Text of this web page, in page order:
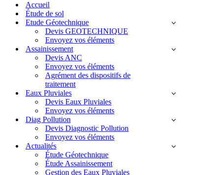
navigationAccueil
Étude de sol
Etude Géotechnique
Devis GEOTECHNIQUE
Envoyez vos éléments
Assainissement
Devis ANC
Envoyez vos éléments
Agrément des dispositifs de
traitement
Eaux Pluviales
Devis Eaux Pluviales
Envoyez vos éléments
Diag Pollution
Devis Diagnostic Pollution
Envoyez vos éléments
Actualités
Étude Géotechnique
Étude Assainissement
Gestion des Eaux Pluviales